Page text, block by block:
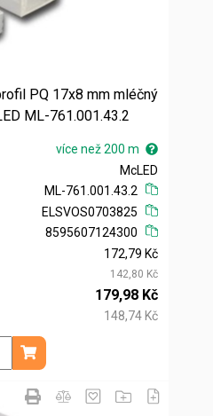
PQ 17x8 mm mléčný
ML-761.001.43.2
více než 200 m
McLED
ML-761.001.43.2
ELSVOS0703825
8595607124300
172,79 Kč
142,80 Kč
179,98 Kč
148,74 Kč
m
Přidat do košíku